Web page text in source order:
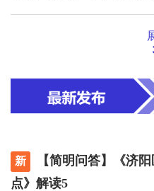
区交通运输
区文化和旅游局 区卫生健
区市场监督管理局 区医疗
济南市生态环境局济阳分局
新
【简明问答】《济
点》解读5